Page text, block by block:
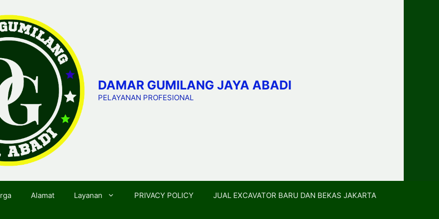
DAMAR GUMILANG JAYA ABADI
PELAYANAN PROFESIONAL
Alamat Layanan PRIVACY POLICY JUAL EXCAVATOR BARU DAN BEKAS JAKARTA